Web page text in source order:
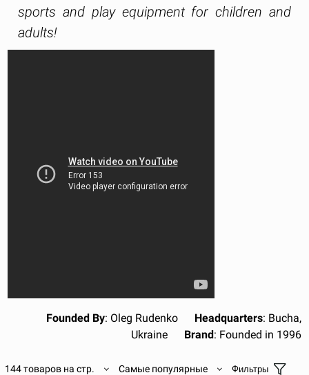
sports and play equipment for children and
adults!
Founded By: Oleg Rudenko Headquarters: Bucha,
Ukraine Brand: Founded in 1996
144 товаров на стр. Самые популярные Фильтры